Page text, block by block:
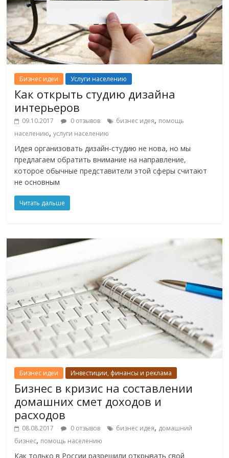
Бизнес идеи Услуги населению
Как открыть студию дизайна
интерьеров
09.10.2017 0 отзывов бизнес идея, помощь
населению,услуги населению
Идея организовать дизайн-студию не нова, но мы
предлагаем обратить внимание на направление,
которое обычные представители этой сферы считают
не основным
Читать дальше
Бизнес идеи Инвестиции, финансы и реклама
Бизнес в кризис на составлении
домашних смет доходов и
расходов
08.08.2017 0 отзывов бизнес идея, домашний
бизнес, помощь населению
Как только в России разрешили открывать свой